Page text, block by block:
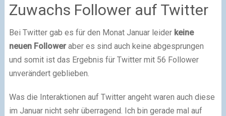
Zuwachs Follower auf Twitter
Bei Twitter gab es für den Monat Januar leider keine
neuen Followeraber es sind auch keine abgesprungen
und somit ist das Ergebnis für Twitter mit 56 Follower
unverändert geblieben.
Was die Interaktionen auf Twitter angeht waren auch diese
im Januar nicht sehr überragend. Ich bin gerade mal auf